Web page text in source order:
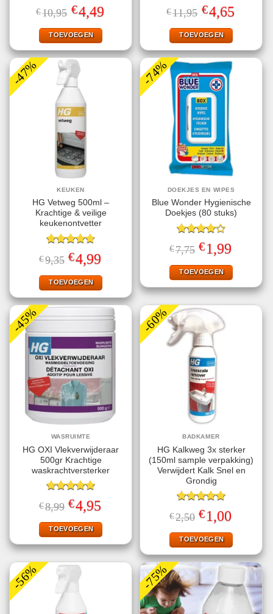
Gewaardeerd
4.75uit 5
€10,95 Oorspronkelijke
prijs
was:
€10,95.
€4,49Huidige
prijs
TOEVOEGEN
Gewaardeerd
4.80uit 5
€11,95 Oorspronkelijke
prijs
was:
€11,95.
€4,65prijs
TOEVOEGEN
-47%
KEUKEN
HG Vetweg 500ml –
Krachtige & veilige
keukenontvetter
Gewaardeerd
4.70uit 5
€9,35 Oorspronkelijke
prijs
was:
€9,35.
€4,99
is:
€4,99.
TOEVOEGEN
-74%
DOEKJES EN WIPES
Blue Wonder Hygienische
Doekjes (80 stuks)
Gewaardeerd
4.00uit
€7,75 Oorspronkelijke
prijs
was:
€7,75.
€1,99
is:
€1,99.
TOEVOEGEN
-45%
WASRUIMTE
HG OXI Vlekverwijderaar
500gr Krachtige
waskrachtversterker
Gewaardeerd
5.00uit 5
€8,99 Oorspronkelijke
prijs
was:
€8,99.
€4,95
is:
€4,95.
TOEVOEGEN
-60%
BADKAMER
HG Kalkweg 3x sterker
(150ml sample verpakking)
Verwijdert Kalk Snel en
Grondig
Gewaardeerd
5.00uit 5
€2,50 Oorspronkelijke
prijs
was:
€2,50.
€1,00
is:
€1,00.
TOEVOEGEN
-56% -75%